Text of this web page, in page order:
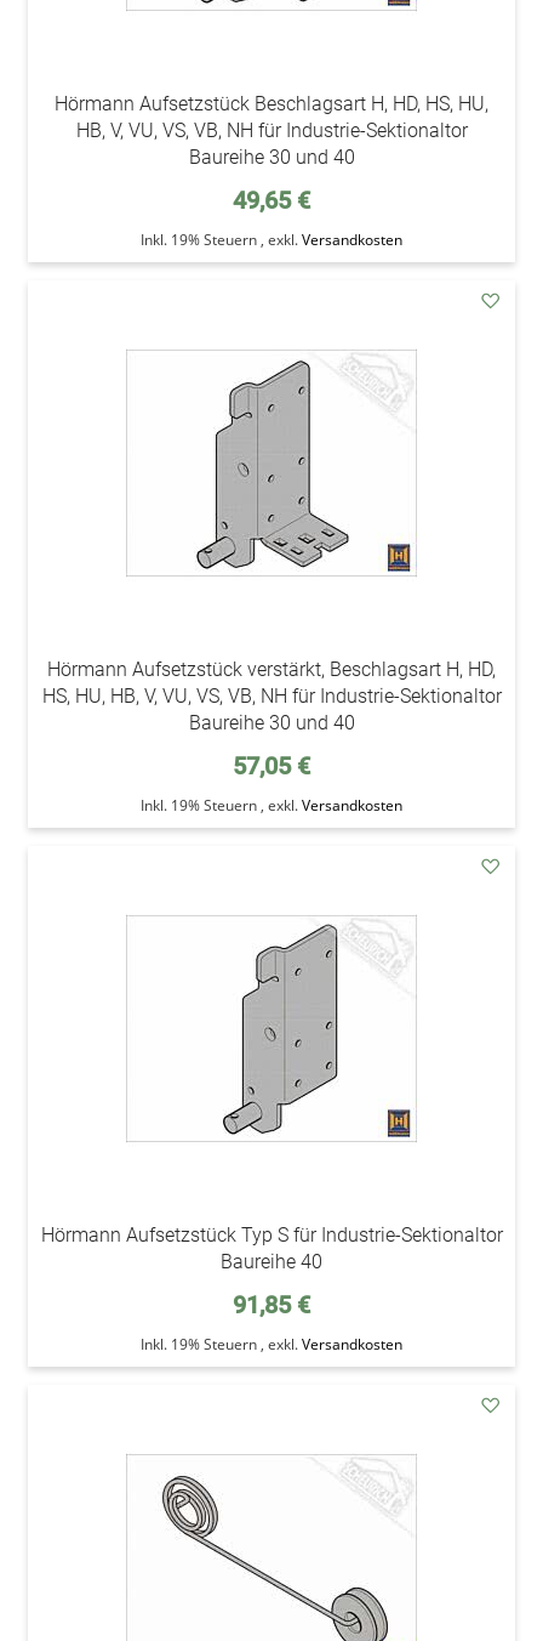
Hörmann Aufsetzstück Beschlagsart H, HD, HS, HU,
HB, V, VU, VS, VB, NH für Industrie-Sektionaltor
Baureihe 30 und 40
49,65 €
Inkl. 19% Steuern , exkl.Versandkosten
Hörmann Aufsetzstück verstärkt, Beschlagsart H, HD,
HS, HU, HB, V, VU, VS, VB, NH für Industrie-Sektionaltor
Baureihe 30 und 40
57,05 €
Inkl. 19% Steuern , exkl.Versandkosten
Hörmann Aufsetzstück Typ S für Industrie-Sektionaltor
Baureihe 40
91,85 €
Inkl. 19% Steuern , exkl.Versandkosten